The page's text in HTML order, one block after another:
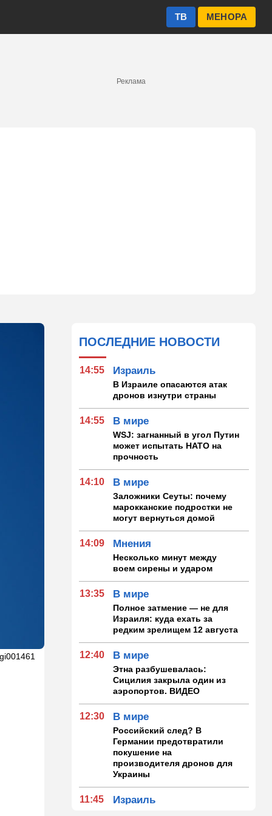
МЕНОРА
ТВ
Реклама
ПОСЛЕДНИЕ НОВОСТИ
14:55 Израиль
В Израиле опасаются атак
дронов изнутри страны
14:55 В мире
WSJ: загнанный в угол Путин
может испытать НАТО на
прочность
14:10 В мире
Заложники Сеуты: почему
марокканские подростки не
могут вернуться домой
14:09 Мнения
Несколько минут между
воем сирены и ударом
13:35 В мире
Полное затмение — не для
Израиля: куда ехать за
редким зрелищем 12 августа
12:40 В мире
Этна разбушевалась:
Сицилия закрыла один из
аэропортов. ВИДЕО
12:30 В мире
Российский след? В
Германии предотвратили
покушение на
производителя дронов для
Украины
11:45 Израиль